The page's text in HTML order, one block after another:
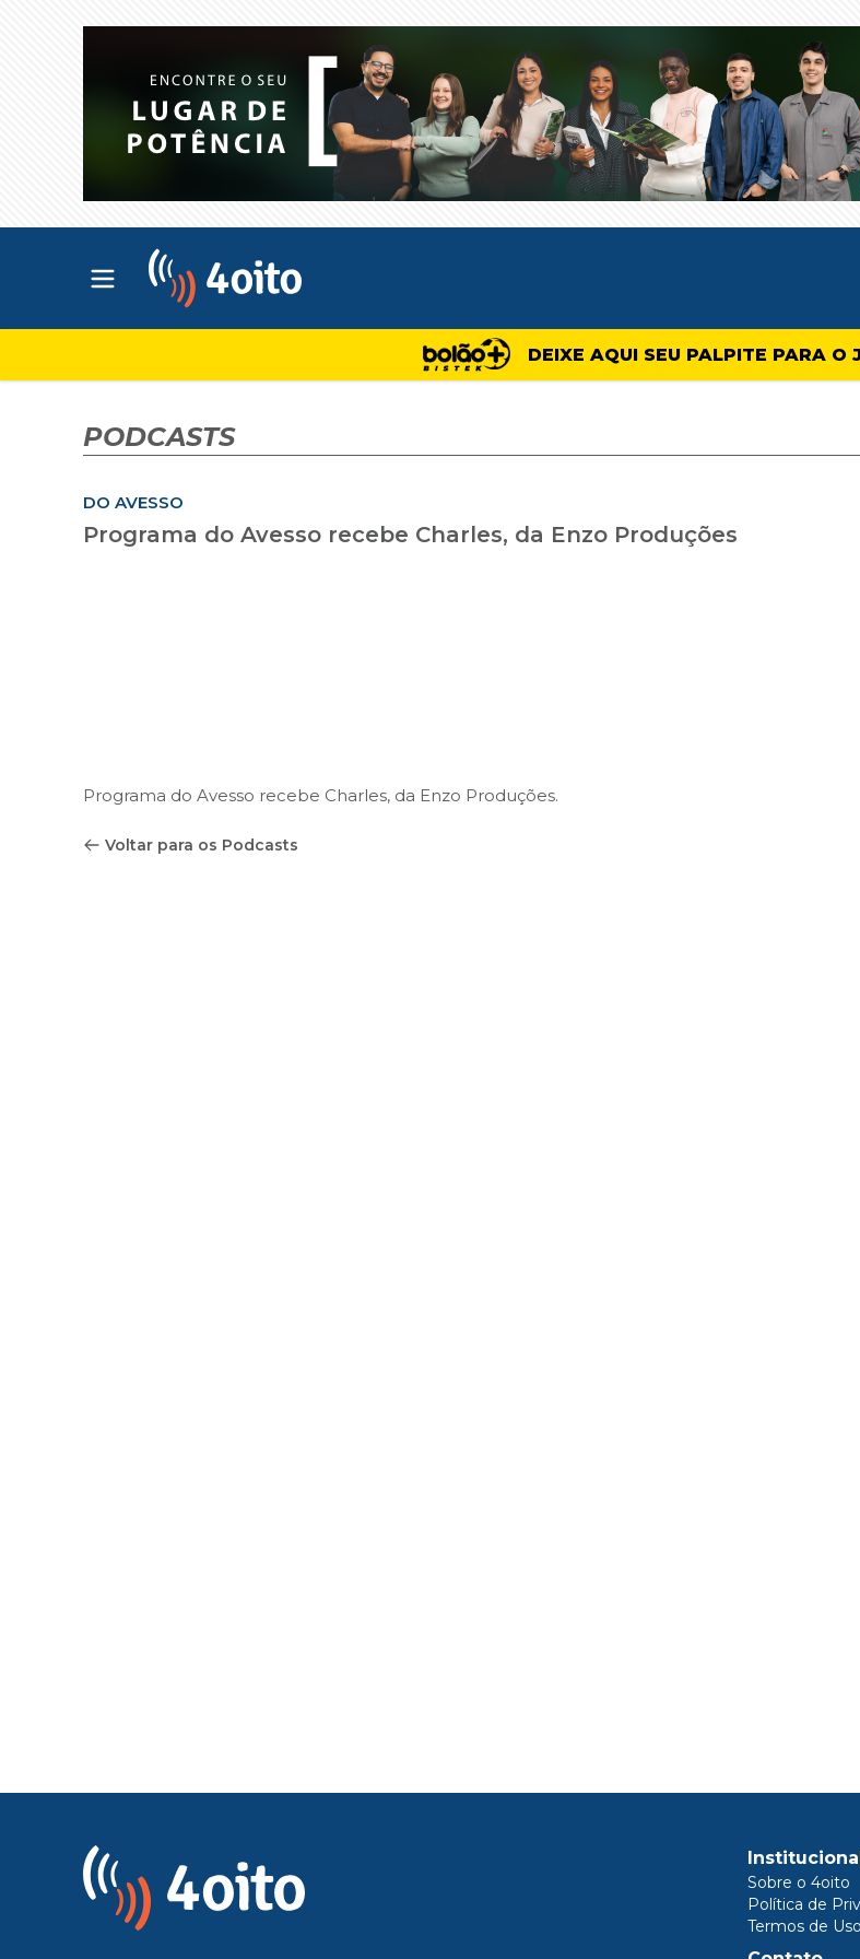
Abrir menu principal
DEIXE AQUI SEU PALPITE PARA O
PODCASTS
DO AVESSO
Programa do Avesso recebe Charles, da Enzo Produções
Programa do Avesso recebe Charles, da Enzo Produções.
Voltar para os Podcasts
Sobre o 4oito
Política de
Termos de Uso